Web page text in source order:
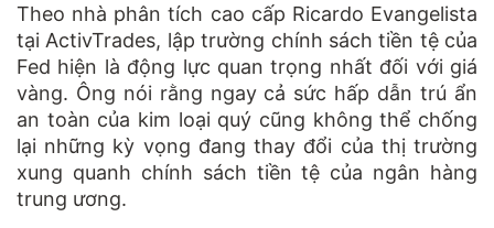
Theo nhà phân tích cao cấp Ricardo Evangelista
tại ActivTrades, lập trường chính sách tiền tệ của
Fed hiện là động lực quan trọng nhất đối với giá
vàng. Ông nói rằng ngay cả sức hấp dẫn trú ẩn
an toàn của kim loại quý cũng không thể chống
lại những kỳ vọng đang thay đổi của thị trường
xung quanh chính sách tiền tệ của ngân hàng
trung ương.